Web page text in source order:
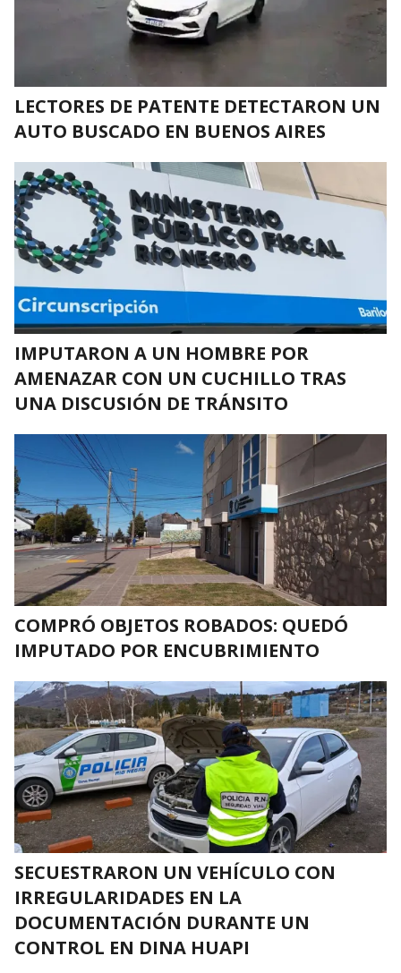
LECTORES DE PATENTE DETECTARON UN
AUTO BUSCADO EN BUENOS AIRES
IMPUTARON A UN HOMBRE POR
AMENAZAR CON UN CUCHILLO TRAS
UNA DISCUSIÓN DE TRÁNSITO
COMPRÓ OBJETOS ROBADOS: QUEDÓ
IMPUTADO POR ENCUBRIMIENTO
SECUESTRARON UN VEHÍCULO CON
IRREGULARIDADES EN LA
DOCUMENTACIÓN DURANTE UN
CONTROL EN DINA HUAPI